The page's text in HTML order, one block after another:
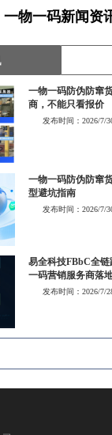
一物一码新闻资
一物一码防伪防窜
商，不能只看报价
发布时间：2026/7/
一物一码防伪防窜
型避坑指南
发布时间：2026/7/
易全科技FBbC全
一码营销服务商落
发布时间：2026/7/